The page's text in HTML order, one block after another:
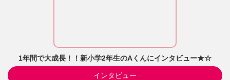
1年間で大成長！！新小学2年生のAくんにインタビュー★☆
インタビュー